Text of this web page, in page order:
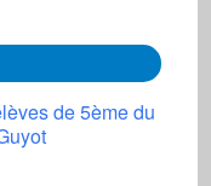
de 5ème du